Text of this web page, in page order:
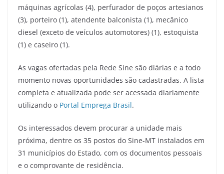
máquinas agrícolas (4), perfurador de poços artesianos
(3), porteiro (1), atendente balconista (1), mecânico
diesel (exceto de veículos automotores) (1), estoquista
(1) e caseiro (1).
As vagas ofertadas pela Rede Sine são diárias e a todo
momento novas oportunidades são cadastradas. A lista
completa e atualizada pode ser acessada diariamente
utilizando o Portal Emprega Brasil.
Os interessados devem procurar a unidade mais
próxima, dentre os 35 postos do Sine-MT instalados em
31 municípios do Estado, com os documentos pessoais
e o comprovante de residência.